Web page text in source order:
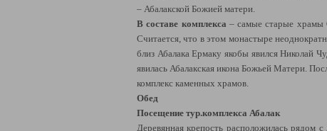
– Абалакской Божией матери.
В составе комплекса – самые старые храмы
Считается, что в этом монастыре
близ Абалака Ермаку якобы явился Николай
явилась Абалакская икона Божьей Матери.
комплекс каменных храмов.
Обед
Посещение тур.комплекса Абалак
Деревянная крепость расположилась рядом